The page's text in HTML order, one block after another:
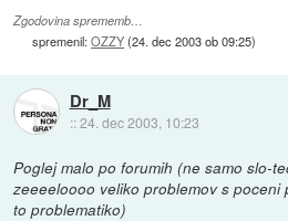
Zgodovina sprememb…
spremenil:OZZY(24. dec 2003 ob 09:25)
Dr_M
::24. dec 2003, 10:23
Poglej malo po forumih (ne samo slo-
zeeeeloooo veliko problemov s poceni
to problematiko)